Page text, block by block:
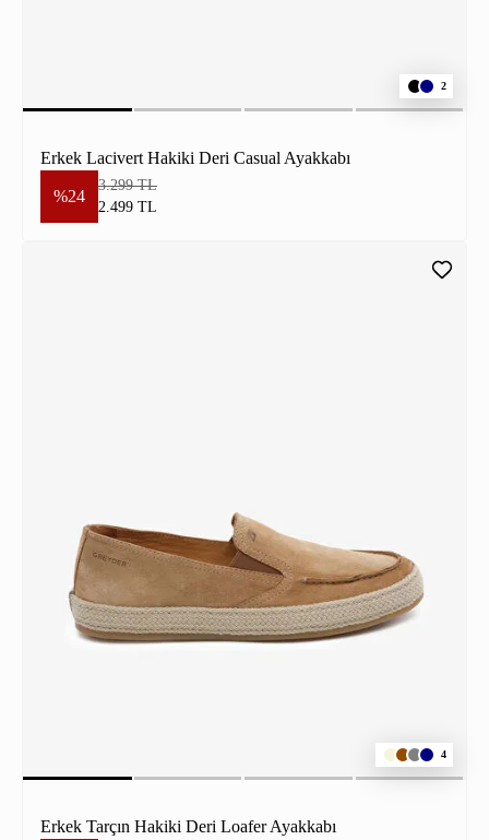
2
Erkek Lacivert Hakiki Deri Casual Ayakkabı
%24
3.299 TL
2.499 TL
4
Erkek Tarçın Hakiki Deri Loafer Ayakkabı